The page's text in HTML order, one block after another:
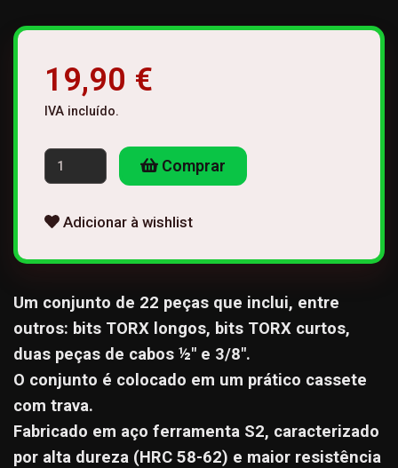
19,90 €
IVA incluído.
Comprar
Adicionar à wishlist
Um conjunto de 22 peças que inclui, entre
outros: bits TORX longos, bits TORX curtos,
duas peças de cabos ½" e 3/8".
O conjunto é colocado em um prático cassete
com trava.
Fabricado em aço ferramenta S2, caracterizado
por alta dureza (HRC 58-62) e maior resistência